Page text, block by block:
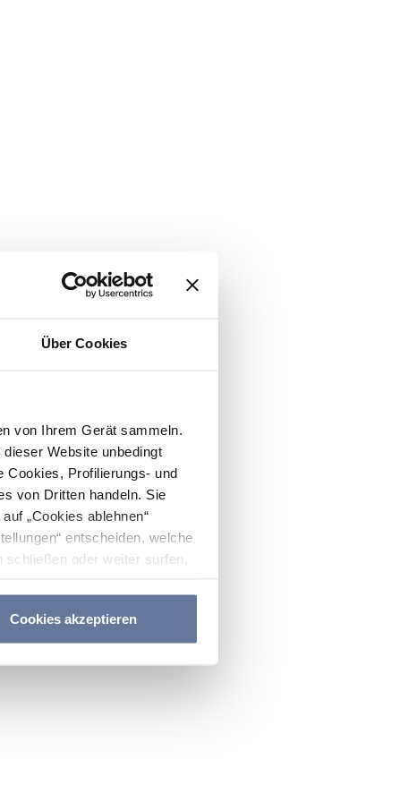
Über Cookies
von Ihrem Gerät sammeln.
Website unbedingt
Cookies, Profilierungs- und
von Dritten handeln. Sie
„Cookies ablehnen“
entscheiden, welche
oder weiter surfen,
Cookies akzeptieren